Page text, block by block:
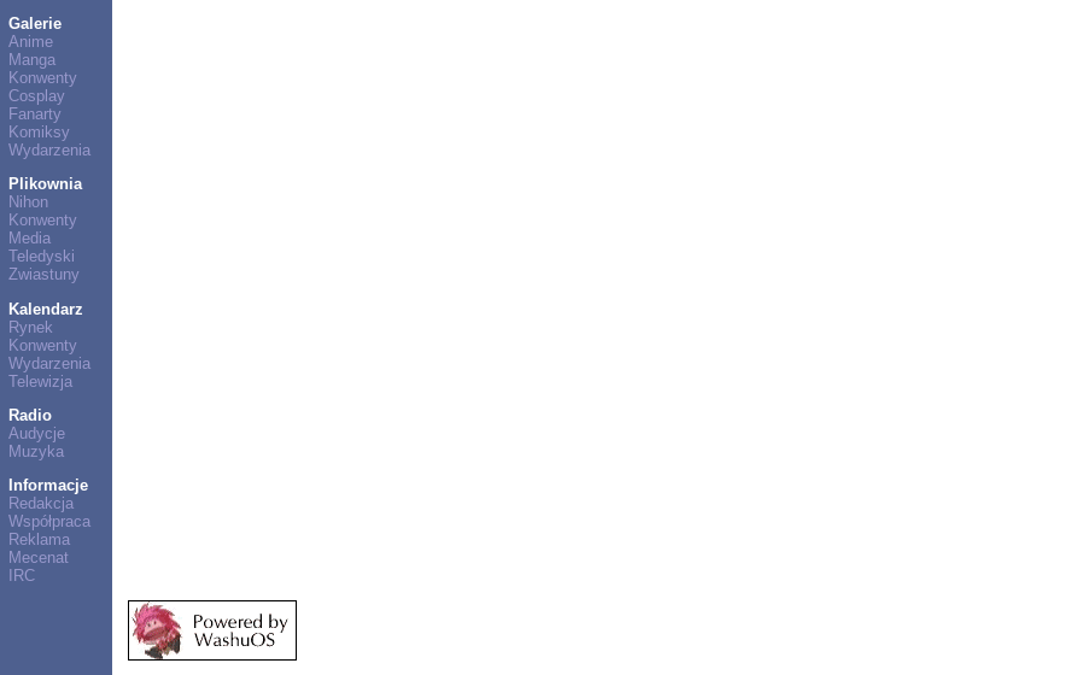
Galerie
Anime
Manga
Konwenty
Cosplay
Fanarty
Komiksy
Wydarzenia
Plikownia
Nihon
Konwenty
Media
Teledyski
Zwiastuny
Kalendarz
Rynek
Konwenty
Wydarzenia
Telewizja
Radio
Audycje
Muzyka
Informacje
Redakcja
Współpraca
Reklama
Mecenat
IRC